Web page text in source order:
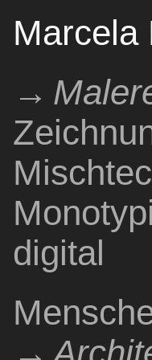
Marcela
Dibujo
Drawing
Técnica
Mixed
Monotipo
monotype
digital
digital
digital